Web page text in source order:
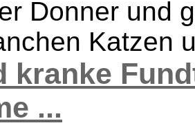
Donner und
Katzen
kranke
...